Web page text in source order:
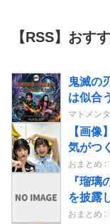
【RSS】おす
鬼滅の
は似合
マトメン
【画像
気がつ
おまとめ :
『瑠璃
を披露
おまとめ :